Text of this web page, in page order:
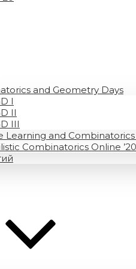
and Geometry Days
I
II
III
Learning and Combinatorics
Combinatorics Online ’20